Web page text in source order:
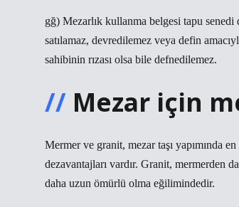
gğ) Mezarlık kullanma belgesi tapu
satılamaz, devredilemez veya defin
sahibinin rızası olsa bile defnedilemez.
Mezar için
Mermer ve granit, mezar taşı yapımında
dezavantajları vardır. Granit, mermerden
daha uzun ömürlü olma eğilimindedir.